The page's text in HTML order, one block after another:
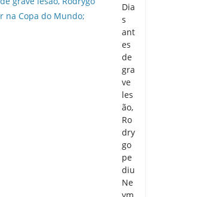
Dia
s
ant
es
de
gra
ve
les
ão,
Ro
dry
go
pe
diu
Ne